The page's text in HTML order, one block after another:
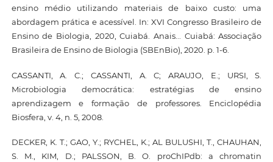
ensino médio utilizando materiais de baixo custo: uma
abordagem prática e acessível. In: XVI Congresso Brasileiro de
Ensino de Biologia, 2020, Cuiabá. Anais... Cuiabá: Associação
Brasileira de Ensino de Biologia (SBEnBio), 2020. p. 1-6.
CASSANTI, A. C.; CASSANTI, A. C; ARAUJO, E.; URSI, S.
Microbiologia democrática: estratégias de ensino
aprendizagem e formação de professores. Enciclopédia
Biosfera, v. 4, n. 5, 2008.
DECKER, K. T.; GAO, Y.; RYCHEL, K.; AL BULUSHI, T., CHAUHAN,
S. M., KIM, D.; PALSSON, B. O. proChIPdb: a chromatin